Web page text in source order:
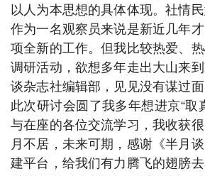
以人为本思想的具体体现。社情
作为一名观察员来说是新近几年
项全新的工作。但我比较热爱、
调研活动，欲想多年走出大山来
谈杂志社编辑部，见见没有谋过
此次研讨会圆了我多年想进京“取
与在座的各位交流学习，我收获
月不居，未来可期，感谢《半月
建平台，给我们有力腾飞的翅膀